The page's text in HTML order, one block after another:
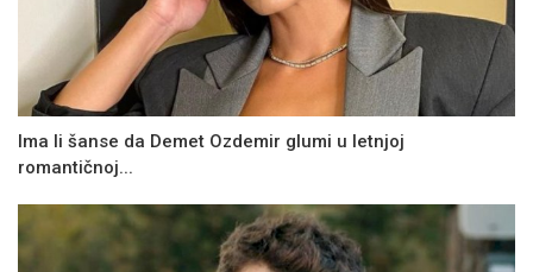
Ima li šanse da Demet Ozdemir glumi u letnjoj
romantičnoj...